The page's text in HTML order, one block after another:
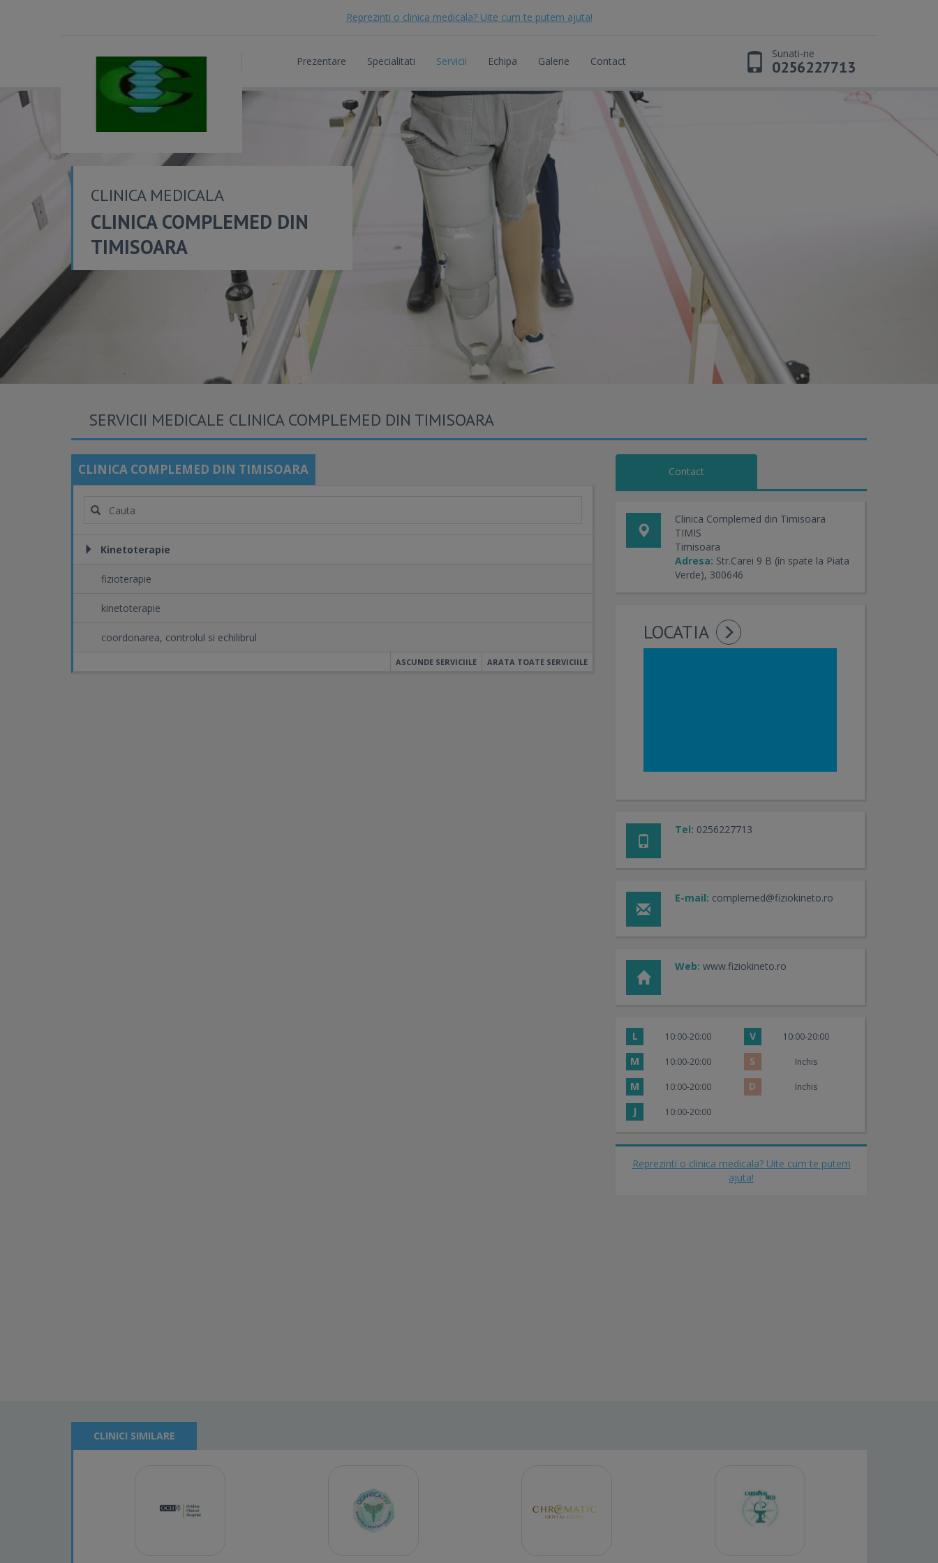
Reprezinti o clinica medicala? Uite cum te putem ajuta!
Prezentare Specialitati Servicii Echipa Galerie Contact
Sunati-ne
0256227713
CLINICA MEDICALA
CLINICA COMPLEMED DIN
TIMISOARA
SERVICII MEDICALE CLINICA COMPLEMED DIN TIMISOARA
CLINICA COMPLEMED DIN TIMISOARA
Kinetoterapie
fizioterapie
kinetoterapie
coordonarea, controlul si echilibrul
ARATA TOATE SERVICIILE
ASCUNDE SERVICIILE
Contact
Clinica Complemed din Timisoara
TIMIS
Timisoara
Adresa: Str.Carei 9 B (în spate la Piata
Verde), 300646
LOCATIA
Tel: 0256227713
E-mail: complemed@fiziokineto.ro
Web: www.fiziokineto.ro
L 10:00-20:00 V 10:00-20:00
M 10:00-20:00 S Inchis
M 10:00-20:00 D Inchis
J 10:00-20:00
Reprezinti o clinica medicala? Uite cum te putem
ajuta!
CLINICI SIMILARE